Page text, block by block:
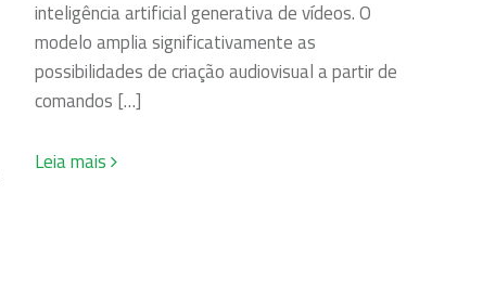
inteligência artificial generativa de vídeos. O
modelo amplia significativamente as
possibilidades de criação audiovisual a partir de
comandos […]
Leia mais